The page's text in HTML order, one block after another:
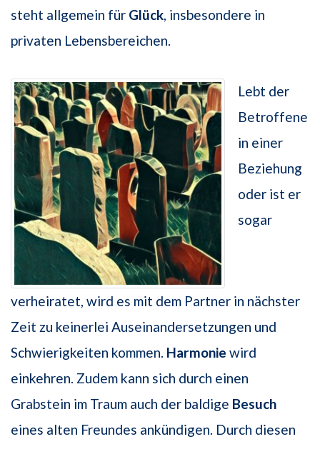
steht allgemein für Glück, insbesondere in
privaten Lebensbereichen.
Lebt der
Betroffene
in einer
Beziehung
oder ist er
sogar
verheiratet, wird es mit dem Partner in nächster
Zeit zu keinerlei Auseinandersetzungen und
Schwierigkeiten kommen. Harmonie wird
einkehren. Zudem kann sich durch einen
Grabstein im Traum auch der baldige Besuch
eines alten Freundes ankündigen. Durch diesen